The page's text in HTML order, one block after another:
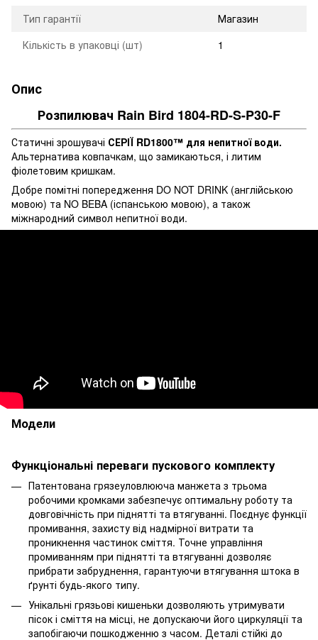
Тип гарантії
Магазин
Кількість в упаковці (шт)
1
Опис
Розпилювач Rain Bird 1804-RD-S-P30-F
Статичні зрошувачі СЕРІЇ RD1800™ для непитної води.
Альтернатива ковпачкам, що замикаються, і литим
фіолетовим кришкам.
Добре помітні попередження DO NOT DRINK (англійською
мовою) та NO BEBA (іспанською мовою), а також
міжнародний символ непитної води.
Модели
Функціональні переваги пускового комплекту
Патентована грязеуловлююча манжета з трьома
робочими кромками забезпечує оптимальну роботу та
довговічність при піднятті та втягуванні. Поєднує функції
промивання, захисту від надмірної витрати та
проникнення частинок сміття. Точне управління
промиванням при піднятті та втягуванні дозволяє
прибрати забруднення, гарантуючи втягування штока в
ґрунті будь-якого типу.
Унікальні грязьові кишеньки дозволяють утримувати
пісок і сміття на місці, не допускаючи його циркуляції та
запобігаючи пошкодженню з часом. Деталі стійкі до